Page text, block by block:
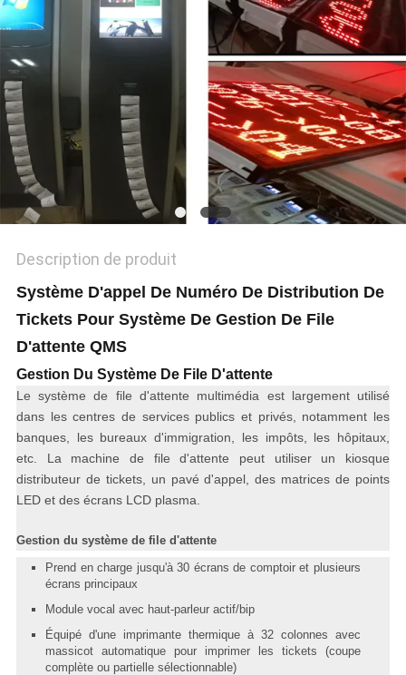
PRIVACY
POLICY
Description de produit
Système D'appel De Numéro De Distribution De
Tickets Pour Système De Gestion De File
D'attente QMS
Gestion Du Système De File D'attente
Le système de file d'attente multimédia est largement utilisé
dans les centres de services publics et privés, notamment les
banques, les bureaux d'immigration, les impôts, les hôpitaux,
etc. La machine de file d'attente peut utiliser un kiosque
distributeur de tickets, un pavé d'appel, des matrices de points
LED et des écrans LCD plasma.
Gestion du système de file d'attente
Prend en charge jusqu'à 30 écrans de comptoir et plusieurs
écrans principaux
Module vocal avec haut-parleur actif/bip
Équipé d'une imprimante thermique à 32 colonnes avec
massicot automatique pour imprimer les tickets (coupe
complète ou partielle sélectionnable)